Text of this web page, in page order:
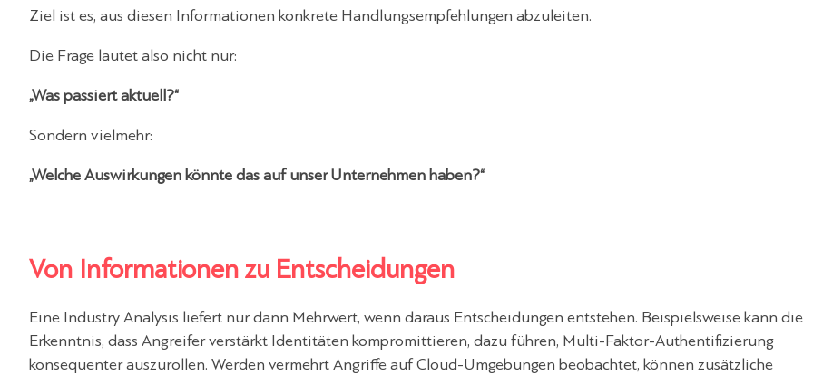
Ziel ist es, aus diesen Informationen konkrete Handlungsempfehlungen abzuleiten.
Die Frage lautet also nicht nur:
„Was passiert aktuell?“
Sondern vielmehr:
„Welche Auswirkungen könnte das auf unser Unternehmen haben?“
Von Informationen zu Entscheidungen
Eine Industry Analysis liefert nur dann Mehrwert, wenn daraus Entscheidungen entstehen. Beispielsweise kann die
Erkenntnis, dass Angreifer verstärkt Identitäten kompromittieren, dazu führen, Multi-Faktor-Authentifizierung
konsequenter auszurollen. Werden vermehrt Angriffe auf Cloud-Umgebungen beobachtet, können zusätzliche